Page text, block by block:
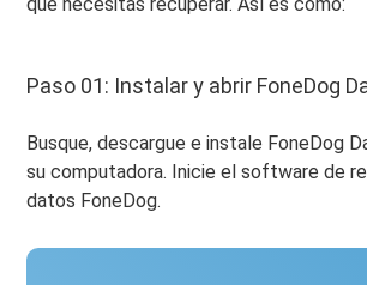
Paso 01: Instalar y abrir FoneDog
Busque, descargue e instale FoneDog
su computadora. Inicie el software de
datos FoneDog.